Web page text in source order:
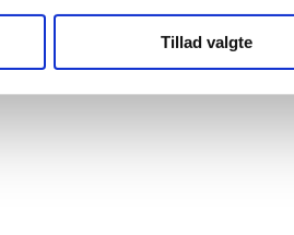
Tillad valgte